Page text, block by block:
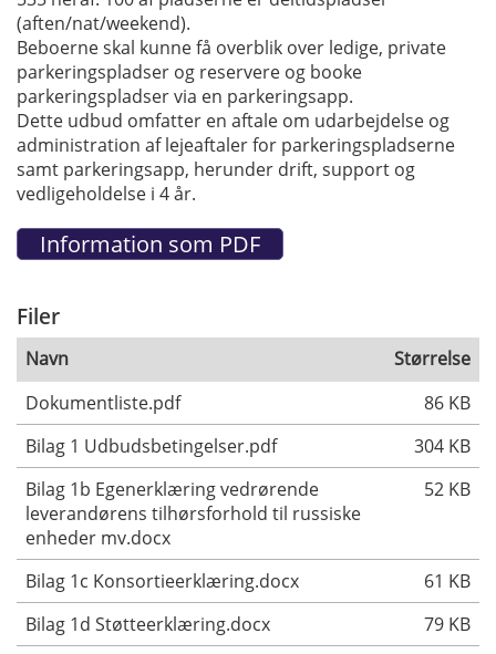
(aften/nat/weekend).
Beboerne skal kunne få overblik over ledige, private
parkeringspladser og reservere og booke
parkeringspladser via en parkeringsapp.
Dette udbud omfatter en aftale om udarbejdelse og
administration af lejeaftaler for parkeringspladserne
samt parkeringsapp, herunder drift, support og
vedligeholdelse i 4 år.
Filer
Navn
Størrelse
Dokumentliste.pdf
86 KB
Bilag 1 Udbudsbetingelser.pdf
304 KB
Bilag 1b Egenerklæring vedrørende
leverandørens tilhørsforhold til russiske
enheder mv.docx
52 KB
Bilag 1c Konsortieerklæring.docx
61 KB
Bilag 1d Støtteerklæring.docx
79 KB